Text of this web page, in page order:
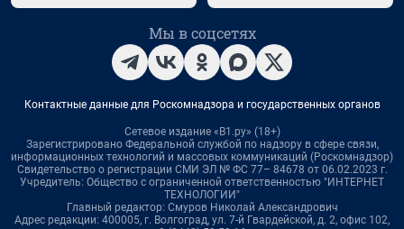
Мы в соцсетях
Контактные данные для Роскомнадзора и государственных органов
Сетевое издание «В1.ру» (18+)
Зарегистрировано Федеральной службой по надзору в сфере связи,
информационных технологий и массовых коммуникаций (Роскомнадзор)
Свидетельство о регистрации СМИ ЭЛ № ФС 77– 84678 от 06.02.2023 г.
Учредитель: Общество с ограниченной ответственностью "ИНТЕРНЕТ
ТЕХНОЛОГИИ"
Главный редактор: Смуров Николай Александрович
Адрес редакции: 400005, г. Волгоград, ул. 7-й Гвардейской, д. 2, офис 102,